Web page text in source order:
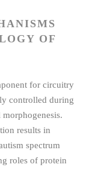
OF
for circuitry
controlled during
results in
spectrum
roles of protein